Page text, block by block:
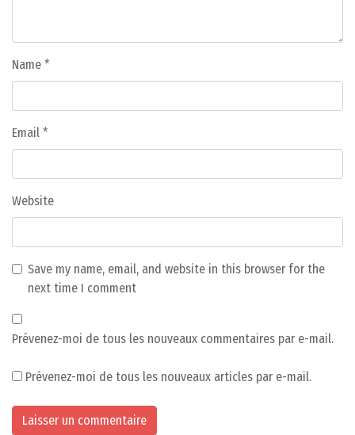
Name *
Email *
Website
Save my name, email, and website in this browser for the
next time I comment
Prévenez-moi de tous les nouveaux commentaires par e-mail.
Prévenez-moi de tous les nouveaux articles par e-mail.